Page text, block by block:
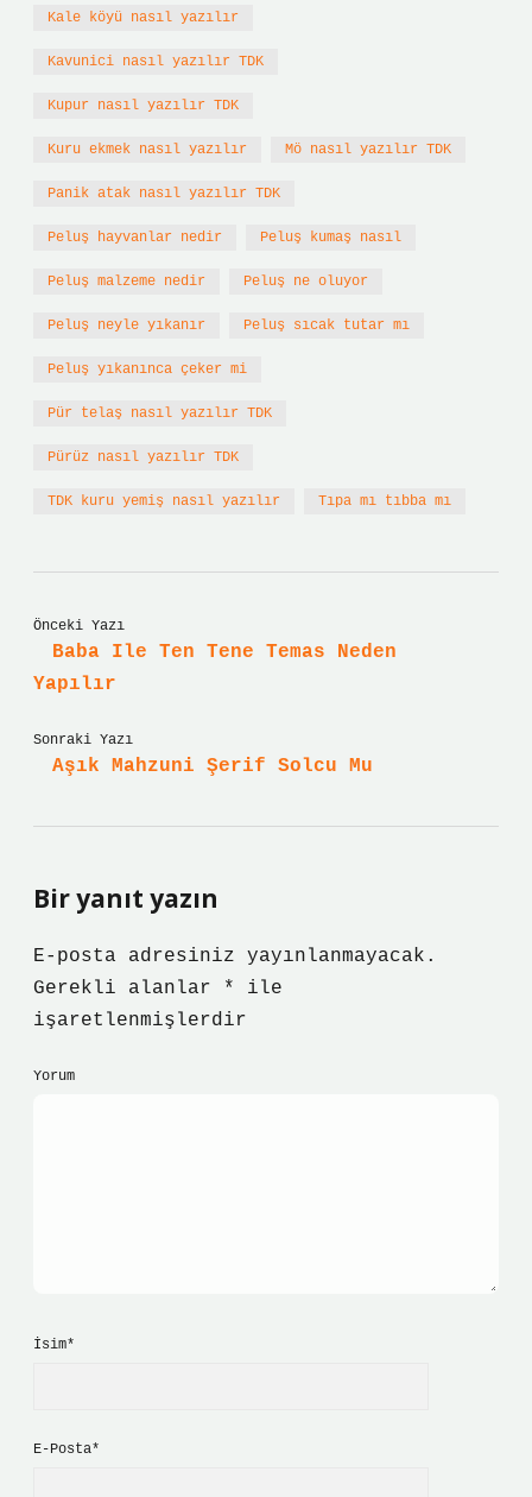
Kale köyü nasıl yazılır
Kavunici nasıl yazılır TDK
Kupur nasıl yazılır TDK
Kuru ekmek nasıl yazılır Mö nasıl yazılır TDK
Panik atak nasıl yazılır TDK
Peluş hayvanlar nedir Peluş kumaş nasıl
Peluş malzeme nedir Peluş ne oluyor
Peluş neyle yıkanır Peluş sıcak tutar mı
Peluş yıkanınca çeker mi
Pür telaş nasıl yazılır TDK
Pürüz nasıl yazılır TDK
TDK kuru yemiş nasıl yazılır Tıpa mı tıbba mı
Önceki Yazı
Baba Ile Ten Tene Temas Neden
Yapılır
Sonraki Yazı
Aşık Mahzuni Şerif Solcu Mu
Bir yanıt yazın
E-posta adresiniz yayınlanmayacak.
Gerekli alanlar
*
ile
işaretlenmişlerdir
Yorum
İsim*
E-Posta*